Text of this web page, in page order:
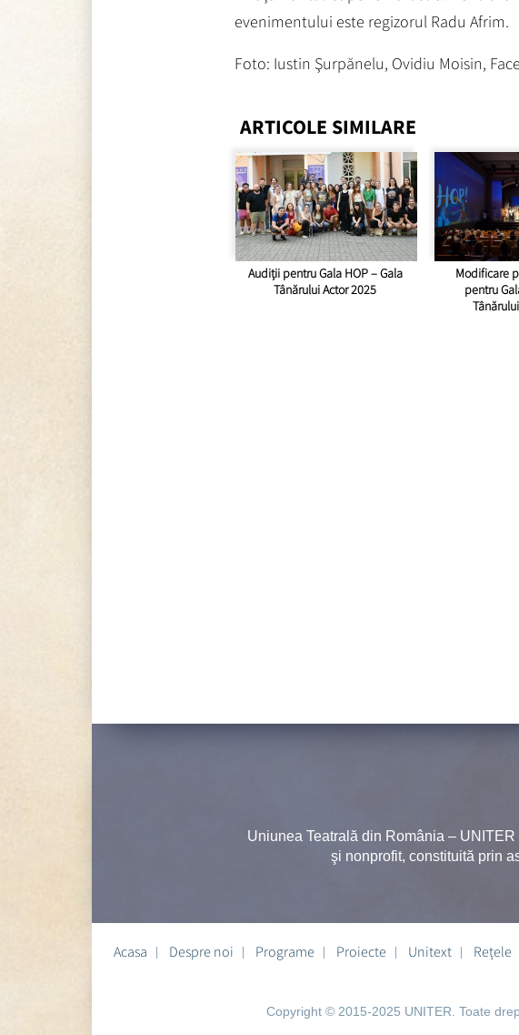
evenimentului este regizorul Radu Afrim.
Foto: Iustin Şurpănelu, Ovidiu Moisin,
ARTICOLE SIMILARE
Audiții pentru Gala HOP – Gala
Tânărului Actor 2025
Modificare
pentru
Uniunea Teatrală din România –
şi nonprofit, constituită prin
Acasa Despre noi Programe Proiecte Unitext Rețele
Copyright © 2015-2025 UNITER. Toate